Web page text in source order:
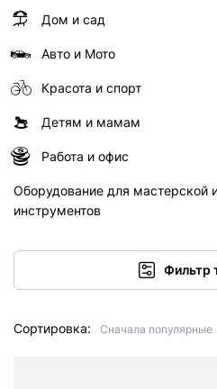
Дом и сад
Авто и Мото
Красота и спорт
Детям и мамам
Работа и офис
Оборудование для мастерской
инструментов
Фильтр
Сортировка: Сначала популярные